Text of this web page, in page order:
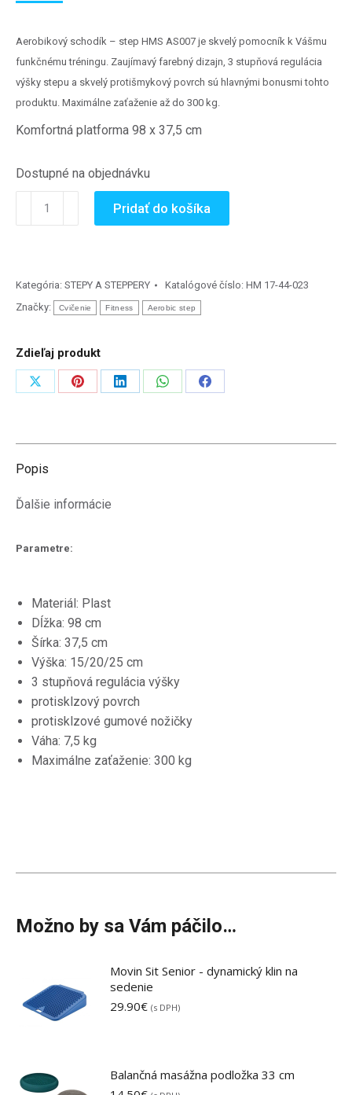
Aerobikový schodík – step HMS AS007 je skvelý pomocník k Vášmu
funkčnému tréningu. Zaujímavý farebný dizajn, 3 stupňová regulácia
výšky stepu a skvelý protišmykový povrch sú hlavnými bonusmi tohto
produktu. Maximálne zaťaženie až do 300 kg.
Komfortná platforma 98 x 37,5 cm
Dostupné na objednávku
množstvo
Pridať do košíka
Kategória: STEPY A STEPPERY Katalógové číslo: HM 17-44-023
Značky:
Cvičenie Fitness Aerobic step
Zdieľaj produkt
ZdieľaťZdieľaťZdieľaťZdieľaťZdieľať
Popis
Ďalšie informácie
Parametre:
Materiál: Plast
Dĺžka: 98 cm
Šírka: 37,5 cm
Výška: 15/20/25 cm
3 stupňová regulácia výšky
protisklzový povrch
protisklzové gumové nožičky
Váha: 7,5 kg
Maximálne zaťaženie: 300 kg
Možno by sa Vám páčilo…
Movin Sit Senior - dynamický klin na
sedenie
29.90€ (s DPH)
Balančná masážna podložka 33 cm